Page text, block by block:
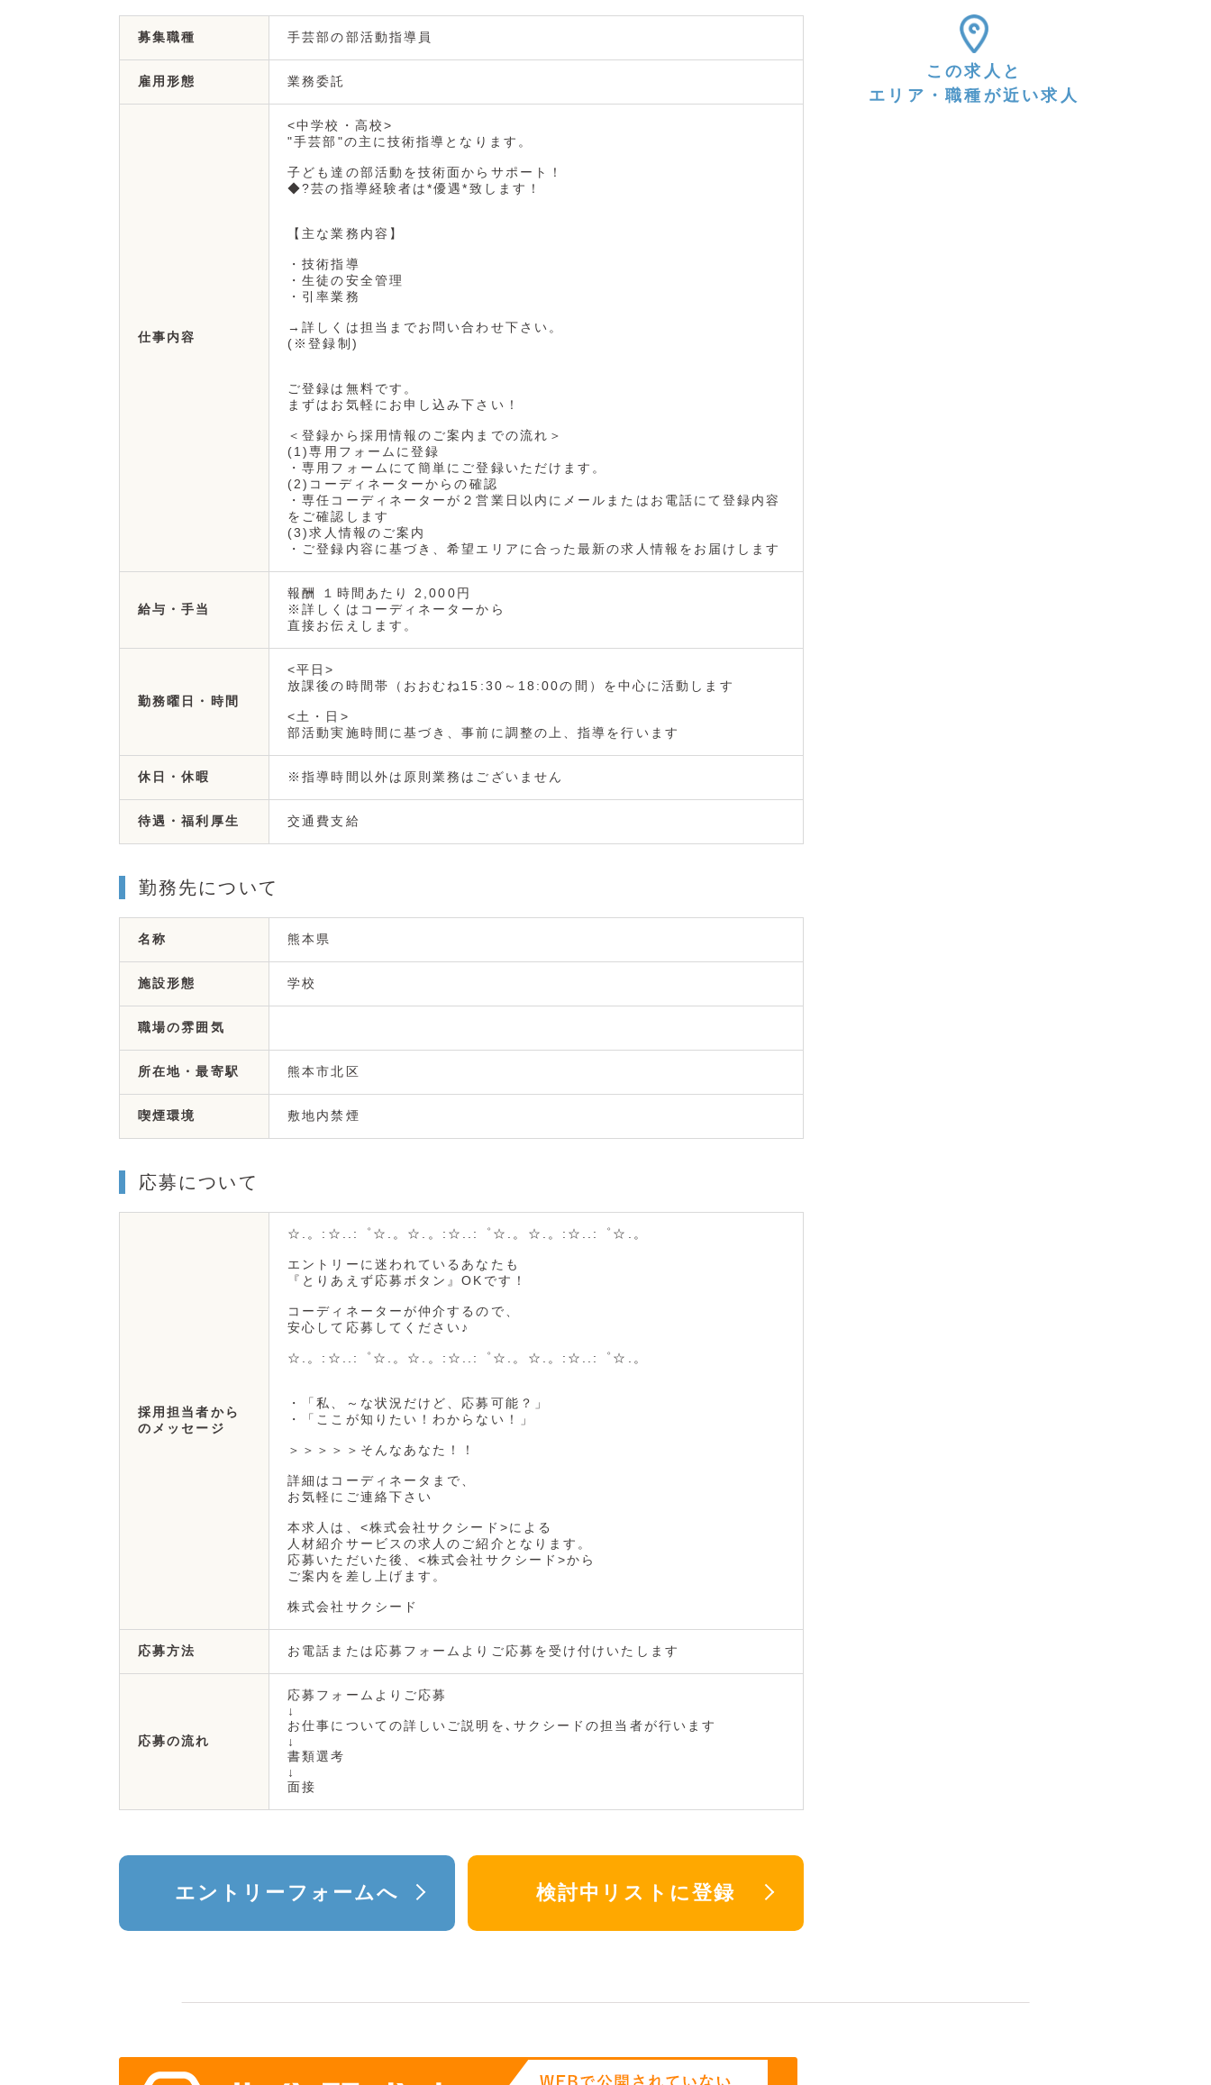
募集職種 手芸部の部活動指導員
雇用形態 業務委託
仕事内容
<中学校・高校>
"手芸部"の主に技術指導となります。
子ども達の部活動を技術面からサポート！
◆?芸の指導経験者は*優遇*致します！
【主な業務内容】
・技術指導
・生徒の安全管理
・引率業務
→詳しくは担当までお問い合わせ下さい。
(※登録制)
ご登録は無料です。
まずはお気軽にお申し込み下さい！
＜登録から採用情報のご案内までの流れ＞
(1)専用フォームに登録
・専用フォームにて簡単にご登録いただけます。
(2)コーディネーターからの確認
・専任コーディネーターが２営業日以内にメールまたはお電話にて登録内容
をご確認します
(3)求人情報のご案内
・ご登録内容に基づき、希望エリアに合った最新の求人情報をお届けします
給与・手当
報酬 １時間あたり 2,000円
※詳しくはコーディネーターから
直接お伝えします。
勤務曜日・時間
<平日>
放課後の時間帯（おおむね15:30～18:00の間）を中心に活動します
<土・日>
部活動実施時間に基づき、事前に調整の上、指導を行います
休日・休暇 ※指導時間以外は原則業務はございません
待遇・福利厚生 交通費支給
勤務先について
名称 熊本県
施設形態 学校
職場の雰囲気
所在地・最寄駅 熊本市北区
喫煙環境 敷地内禁煙
応募について
採用担当者から
のメッセージ
☆.。:☆..:゜☆.。☆.。:☆..:゜☆.。☆.。:☆..:゜☆.。
エントリーに迷われているあなたも
『とりあえず応募ボタン』OKです！
コーディネーターが仲介するので、
安心して応募してください♪
☆.。:☆..:゜☆.。☆.。:☆..:゜☆.。☆.。:☆..:゜☆.。
・「私、～な状況だけど、応募可能？」
・「ここが知りたい！わからない！」
＞＞＞＞＞そんなあなた！！
詳細はコーディネータまで、
お気軽にご連絡下さい
本求人は、<株式会社サクシード>による
人材紹介サービスの求人のご紹介となります。
応募いただいた後、<株式会社サクシード>から
ご案内を差し上げます。
株式会社サクシード
応募方法 お電話または応募フォームよりご応募を受け付けいたします
応募の流れ
応募フォームよりご応募
↓
お仕事についての詳しいご説明を､サクシードの担当者が行います
↓
書類選考
↓
面接
エントリーフォームへ 検討中リストに登録
この求人と
エリア・職種が近い求人